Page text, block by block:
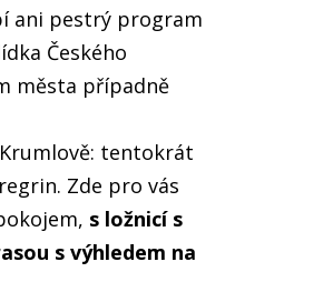
ani pestrý program
Českého
města případně
tentokrát
Zde pro vás
s ložnicí s
s výhledem na